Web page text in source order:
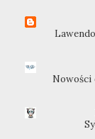
Nowości